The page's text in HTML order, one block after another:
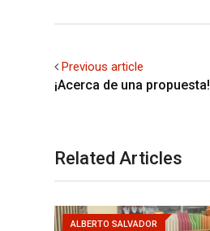
Previous article
¡Acerca de una propuesta!
Related Articles
ALBERTO SALVADOR